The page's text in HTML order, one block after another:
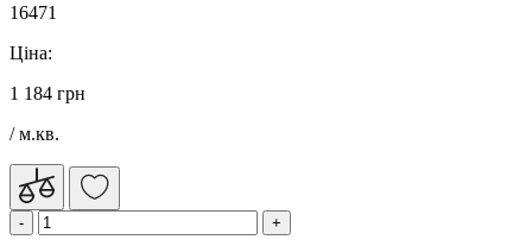
16471
Ціна:
1 184 грн
/ м.кв.